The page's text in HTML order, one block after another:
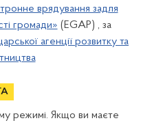
врядування задля
громади» (EGAP) , за
агенції розвитку та
режимі. Якщо ви маєте